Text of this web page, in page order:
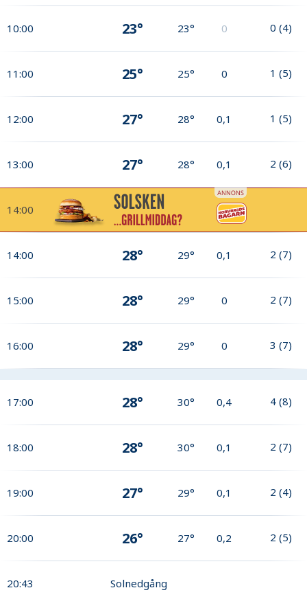
10:00 23° 23° 0 0 (4)
11:00 25° 25° 0 1 (5)
12:00 27° 28° 0,1 1 (5)
13:00 27° 28° 0,1 2 (6)
14:00
14:00 28° 29° 0,1 2 (7)
15:00 28° 29° 0 2 (7)
16:00 28° 29° 0 3 (7)
17:00 28° 30° 0,4 4 (8)
18:00 28° 30° 0,1 2 (7)
19:00 27° 29° 0,1 2 (4)
20:00 26° 27° 0,2 2 (5)
20:43 Solnedgång